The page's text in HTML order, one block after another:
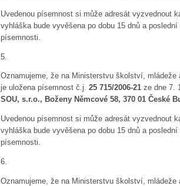
Uvedenou písemnost si může adresát vyzvednout
vyhláška bude vyvěšena po dobu 15 dnů a
písemnosti.
5.
Oznamujeme, že na Ministerstvu školství,
je uložena písemnost č.j. 25 715/2006-21ze dne 7.
SOU, s.r.o., Boženy Němcové 58, 370 01 České
Uvedenou písemnost si může adresát vyzvednout
vyhláška bude vyvěšena po dobu 15 dnů a
písemnosti.
6.
Oznamujeme, že na Ministerstvu školství,